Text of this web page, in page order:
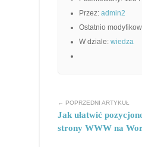
Przez: admin2
Ostatnio
W dziale: wiedza
← POPRZEDNI ARTYKUŁ
Jak ułatwić
strony WWW na